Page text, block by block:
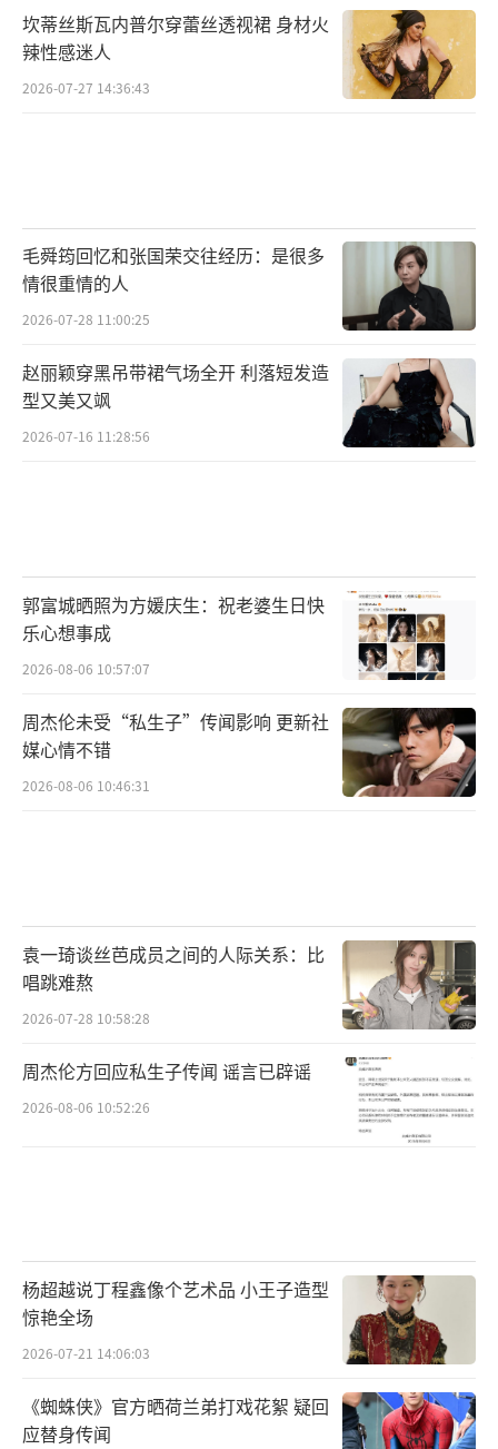
怕方式错误。
戚薇在《夏家三千金》后演唱了主题曲
《太过爱你》。她当时说，这首歌不是自己唱
红毯造型引发回忆杀的同时，也带出了关
于中生代女演员状态的讨论。44岁的戚薇在生
图下依然能打，港风卷发和复古红唇的搭配，
被时尚博主评价为“精准的审美选择”。
网友在社交媒体上翻出夏友善的经典剧
照，与红毯图并列对比。同样的眼神，同样的
气场，时间仿佛在某个瞬间重叠了。有评论写
离感。“下班就安排拔火罐”把高高在上的红
毯时刻拉回到了普通人的日常场景。这种亲民
感让话题传播得更广。
北影节红毯在春雨中进行，戚薇的黑裙在
雨中反而更显质感。现场视频里，她撑着透明
雨伞走过红毯，转身时裙摆轻轻扬起。那一刻
坎蒂丝斯瓦内普尔穿蕾丝透视裙 身材火
辣性感迷人
2026-07-27 14:36:43
毛舜筠回忆和张国荣交往经历：是很多
情很重情的人
2026-07-28 11:00:25
赵丽颖穿黑吊带裙气场全开 利落短发造
型又美又飒
2026-07-16 11:28:56
郭富城晒照为方媛庆生：祝老婆生日快
乐心想事成
2026-08-06 10:57:07
周杰伦未受“私生子”传闻影响 更新社
媒心情不错
2026-08-06 10:46:31
袁一琦谈丝芭成员之间的人际关系：比
唱跳难熬
2026-07-28 10:58:28
周杰伦方回应私生子传闻 谣言已辟谣
2026-08-06 10:52:26
杨超越说丁程鑫像个艺术品 小王子造型
惊艳全场
2026-07-21 14:06:03
《蜘蛛侠》官方晒荷兰弟打戏花絮 疑回
应替身传闻